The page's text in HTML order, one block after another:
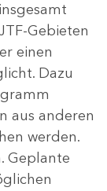
Gebieten
einen
Dazu
aus anderen
werden.
Geplante